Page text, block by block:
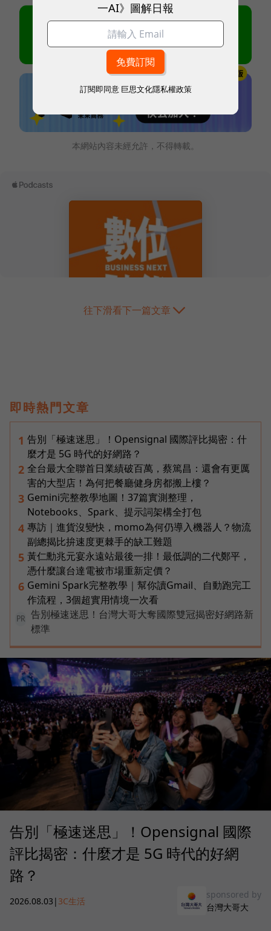
本網站內容未經允許，不得轉載。
往下滑看下一篇文章
即時熱門文章
1 告別「極速迷思」！Opensignal 國際評比揭密：什
麼才是 5G 時代的好網路？
2 全台最大全聯首日業績破百萬，蔡篤昌：還會有更厲
害的大型店！為何把餐廳健身房都搬上樓？
3 Gemini完整教學地圖！37篇實測整理，
Notebooks、Spark、提示詞架構全打包
4 專訪｜進貨沒變快，momo為何仍導入機器人？物流
副總揭比拚速度更棘手的缺工難題
5 黃仁勳兆元宴永遠站最後一排！最低調的二代鄭平，
憑什麼讓台達電被市場重新定價？
6 Gemini Spark完整教學｜幫你讀Gmail、自動跑完工
作流程，3個超實用情境一次看
PR
告別極速迷思！台灣大哥大奪國際雙冠揭密好網路新
標準
告別「極速迷思」！Opensignal 國際
評比揭密：什麼才是 5G 時代的好網
路？
2026.08.03 | 3C生活
sponsored by
台灣大哥大
一AI》圖解日報
訂閱即同意 巨思文化隱私權政策